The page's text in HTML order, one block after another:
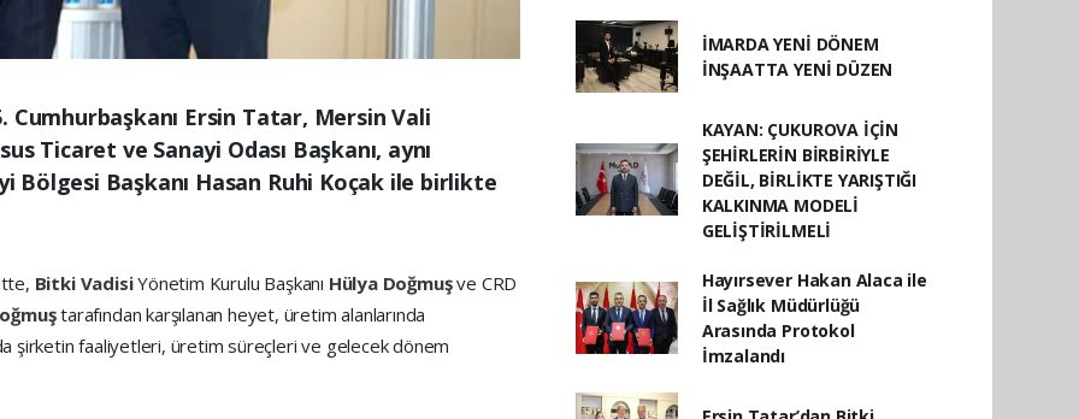
Cumhurbaşkanı Ersin Tatar, Mersin Vali
Ticaret ve Sanayi Odası Başkanı, aynı
Bölgesi Başkanı Hasan Ruhi Koçak ile birlikte
Bitki VadisiYönetim Kurulu Başkanı Hülya Doğmuşve CRD
tarafından karşılanan heyet, üretim alanlarında
şirketin faaliyetleri, üretim süreçleri ve gelecek dönem
İMARDA YENİ DÖNEM
İNŞAATTA YENİ DÜZEN
KAYAN: ÇUKUROVA İÇİN
ŞEHİRLERİN BİRBİRİYLE
DEĞİL, BİRLİKTE YARIŞTIĞI
KALKINMA MODELİ
GELİŞTİRİLMELİ
Hayırsever Hakan Alaca ile
İl Sağlık Müdürlüğü
Arasında Protokol
İmzalandı